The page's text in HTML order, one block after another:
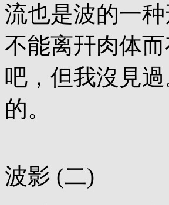
流也是波的一
不能离幵肉体
吧，但我沒見
的。
波影 (二)